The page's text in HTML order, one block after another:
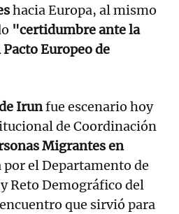
hacia Europa, al mismo
"certidumbre ante la
Europeo de
Irunfue escenario hoy
de Coordinación
Migrantes en
por el Departamento de
Reto Demográfico del
que sirvió para